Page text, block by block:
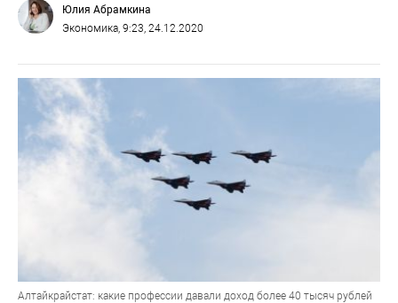
Юлия Абрамкина
Экономика, 9:23, 24.12.2020
Алтайкрайстат: какие профессии давали доход более 40 тысяч рублей